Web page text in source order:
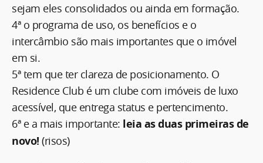
sejam eles consolidados ou ainda em formação.
4ª o programa de uso, os benefícios e o
intercâmbio são mais importantes que o imóvel
em si.
5ª tem que ter clareza de posicionamento. O
Residence Club é um clube com imóveis de luxo
acessível, que entrega status e pertencimento.
6ª e a mais importante: leia as duas primeiras de
novo! (risos)